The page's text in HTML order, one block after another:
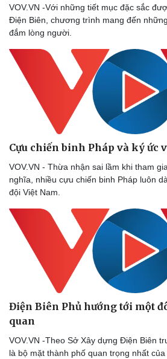
VOV.VN -Với những tiết mục đặc sắc
Điện Biên, chương trình mang đến
đắm lòng người.
Cựu chiến binh Pháp và ký ức
VOV.VN - Thừa nhận sai lầm khi tham
nghĩa, nhiều cựu chiến binh Pháp luôn
đội Việt Nam.
Điện Biên Phủ hướng tới một
quan
VOV.VN -Theo Sở Xây dựng Điện Biên
là bộ mặt thành phố quan trọng nhất